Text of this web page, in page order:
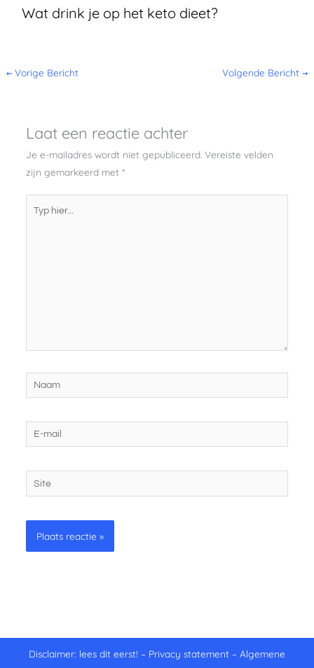
Wat drink je op het keto dieet?
← Vorige Bericht Volgende Bericht →
Laat een reactie achter
Je e-mailadres wordt niet gepubliceerd. Vereiste velden
zijn gemarkeerd met *
Naam
mail
Site
Disclaimer: lees dit eerst! – Privacy statement – Algemene